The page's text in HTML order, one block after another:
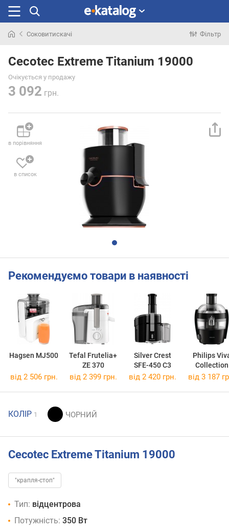
раніше
Соковитискачі Фільтр
Cecotec Extreme Titanium 19000
Очікується у продажу
3 092 грн.
в порівняння
в список
Рекомендуємо товари в наявності
Hagsen MJ500
Tefal Frutelia+
ZE 370
Silver Crest
SFE-450 C3
Philips
Collection
HR1832/
від 2 506 грн. від 2 399 грн. від 2 420 грн. від 3 187
КОЛІР 1
Cecotec Extreme Titanium 19000
"крапля-стоп"
Тип: відцентрова
Потужність: 350 Вт